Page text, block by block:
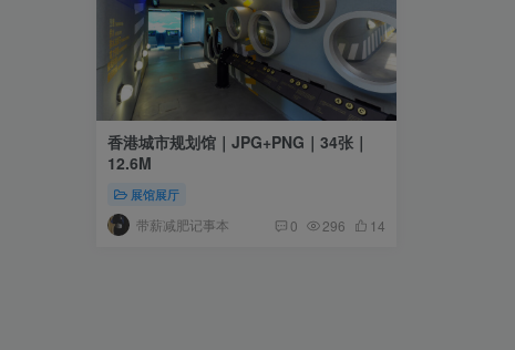
香港城市规划馆｜JPG+PNG｜34张｜
12.6M
展馆展厅
带薪减肥记事本 0 296 14